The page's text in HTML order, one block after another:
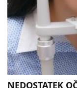
NEDOSTATEK